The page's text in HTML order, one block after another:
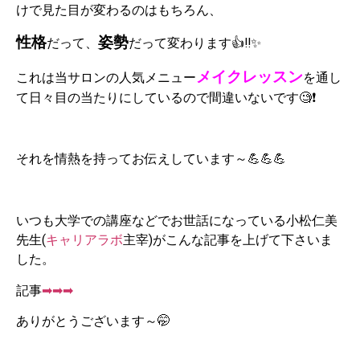
けで見た目が変わるのはもちろん、
性格だって、 姿勢だって変わります👍‼✨
これは当サロンの人気メニューメイクレッスンを通し
て日々目の当たりにしているので間違いないです🧐❗
それを情熱を持ってお伝えしています～💪💪💪
いつも大学での講座などでお世話になっている小松仁美
先生(キャリアラボ主宰)がこんな記事を上げて下さいま
した。
記事➡➡➡
ありがとうございます～🤭